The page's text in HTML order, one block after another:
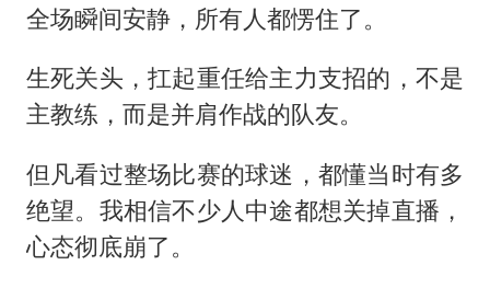
全场瞬间安静，所有人都愣住了。
生死关头，扛起重任给主力支招的，不是
主教练，而是并肩作战的队友。
但凡看过整场比赛的球迷，都懂当时有多
绝望。我相信不少人中途都想关掉直播，
心态彻底崩了。